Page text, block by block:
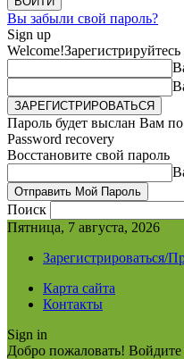
Вы забыли свой пароль?
Sign up
Welcome!
Пароль будет выслан Вам
Password recovery
Восстановите свой пароль
Поиск
Пятница, 7 августа, 2026
Зарегистрироваться/
Карта сайта
Контакты
Sign in
Добро пожаловать!